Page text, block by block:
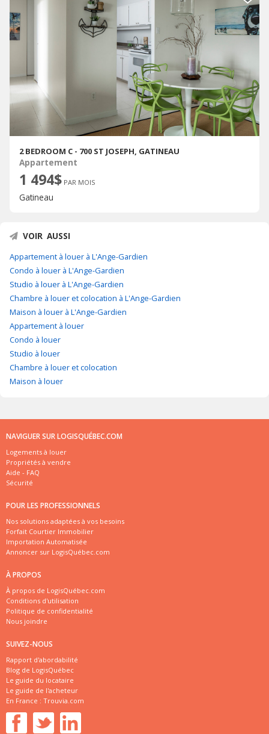
2 BEDROOM C - 700 ST JOSEPH, GATINEAU
Appartement
1 494$ PAR MOIS
Gatineau
VOIR AUSSI
Appartement à louer à L'Ange-Gardien
Condo à louer à L'Ange-Gardien
Studio à louer à L'Ange-Gardien
Chambre à louer et colocation à L'Ange-Gardien
Maison à louer à L'Ange-Gardien
Appartement à louer
Condo à louer
Studio à louer
Chambre à louer et colocation
Maison à louer
NAVIGUER SUR LOGISQUÉBEC.COM
Logements à louer
Propriétés à vendre
Aide - FAQ
Sécurité
POUR LES PROFESSIONNELS
Nos solutions adaptées à vos besoins
Forfait Courtier Immobilier
Importation Automatisée
Annoncer sur LogisQuébec.com
À PROPOS
À propos de LogisQuébec.com
Conditions d'utilisation
Politique de confidentialité
Nous joindre
SUIVEZ-NOUS
Rapport d'abordabilité
Blog de LogisQuébec
Le guide du locataire
Le guide de l'acheteur
En France : Trouvia.com